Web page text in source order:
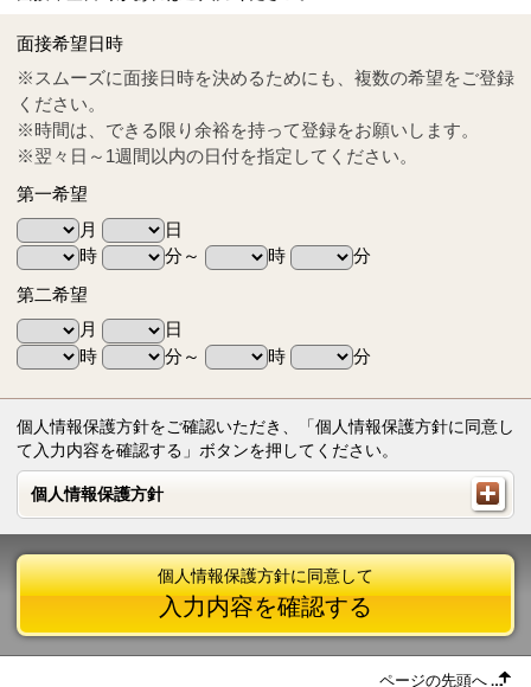
Tel
0570-55-0314
面接希望日時
※スムーズに面接日時を決めるためにも、複数の希望をご登録
ください。
※時間は、できる限り余裕を持って登録をお願いします。
※翌々日～1週間以内の日付を指定してください。
第一希望
月
日
時
分～ 時
分
第二希望
月
日
時
分～ 時 分
個人情報保護方針をご確認いただき、「個人情報保護方針に同意し
て入力内容を確認する」ボタンを押してください。
個人情報保護方針
個人情報保護方針
個人情報保護方針に同意して
入力内容を確認する
ページの先頭へ